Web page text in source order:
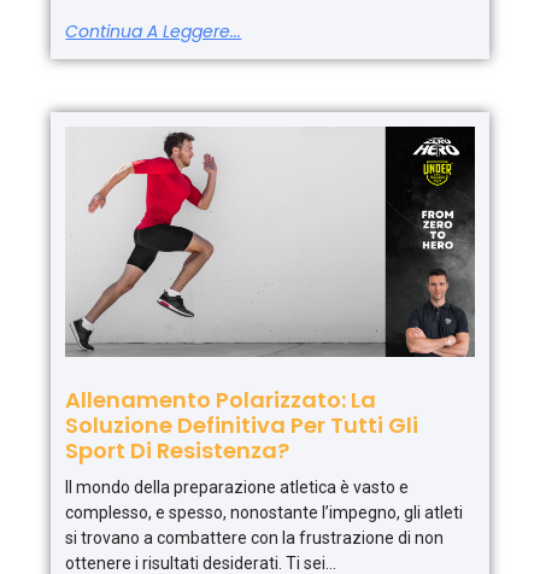
Continua A Leggere...
Allenamento Polarizzato: La
Soluzione Definitiva Per Tutti Gli
Sport Di Resistenza?
Il mondo della preparazione atletica è vasto e
complesso, e spesso, nonostante l’impegno, gli atleti
si trovano a combattere con la frustrazione di non
ottenere i risultati desiderati. Ti sei